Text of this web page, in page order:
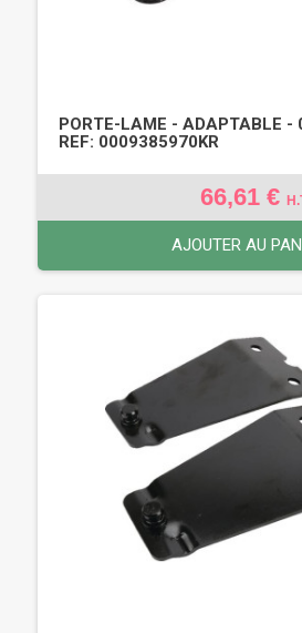
PORTE-LAME - ADAPTABLE -
REF: 0009385970KR
66,61 €
AJOUTER AU